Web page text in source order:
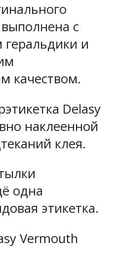
с
геральдики и
качеством.
Delasy
наклеенной
клея.
одна
этикетка.
Vermouth